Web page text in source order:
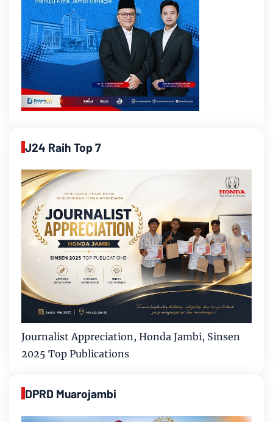
J24 Raih Top 7
Journalist Appreciation, Honda Jambi, Sinsen
2025 Top Publications
DPRD Muarojambi